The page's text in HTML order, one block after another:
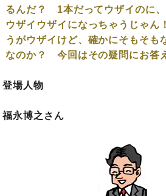
るんだ？ 1本だってウザイのに
ウザイウザイになっちゃうじゃ
うがウザイけど、確かにそもそも
なのか？ 今回はその疑問にお答
登場人物
福永博之さん